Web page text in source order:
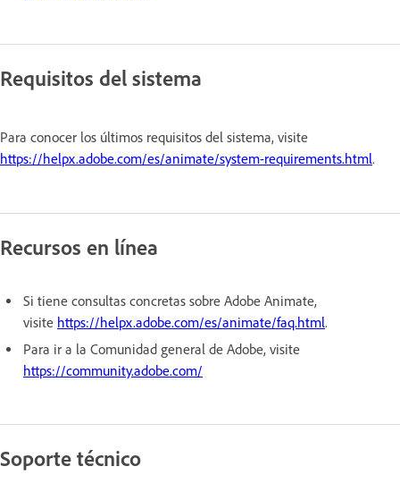
Requisitos del sistema
Para conocer los últimos requisitos del sistema, visite
https://helpx.adobe.com/es/animate/system-requirements.html.
Recursos en línea
Si tiene consultas concretas sobre Adobe Animate,
visite https://helpx.adobe.com/es/animate/faq.html.
Para ir a la Comunidad general de Adobe, visite
https://community.adobe.com/
Soporte técnico